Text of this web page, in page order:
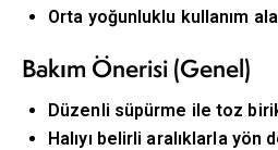
Orta yoğunluklu kullanım
Bakım Önerisi (Genel)
Düzenli süpürme ile toz
Halıyı belirli aralıklarla yön